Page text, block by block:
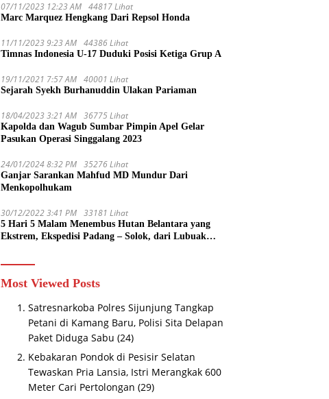
07/11/2023 12:23 AM 44817 Lihat
Marc Marquez Hengkang Dari Repsol Honda
11/11/2023 9:23 AM 44386 Lihat
Timnas Indonesia U-17 Duduki Posisi Ketiga Grup A
19/11/2021 7:57 AM 40001 Lihat
Sejarah Syekh Burhanuddin Ulakan Pariaman
18/04/2023 3:21 AM 36775 Lihat
Kapolda dan Wagub Sumbar Pimpin Apel Gelar
Pasukan Operasi Singgalang 2023
24/01/2024 8:32 PM 35276 Lihat
Ganjar Sarankan Mahfud MD Mundur Dari
Menkopolhukam
30/12/2022 3:41 PM 33181 Lihat
5 Hari 5 Malam Menembus Hutan Belantara yang
Ekstrem, Ekspedisi Padang – Solok, dari Lubuak
Most Viewed Posts
Satresnarkoba Polres Sijunjung Tangkap
Petani di Kamang Baru, Polisi Sita Delapan
Paket Diduga Sabu (24)
Kebakaran Pondok di Pesisir Selatan
Tewaskan Pria Lansia, Istri Merangkak 600
Meter Cari Pertolongan (29)